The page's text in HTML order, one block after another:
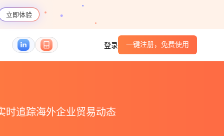
立即体验
登录 一键注册，免费使用
时追踪海外企业贸易动态